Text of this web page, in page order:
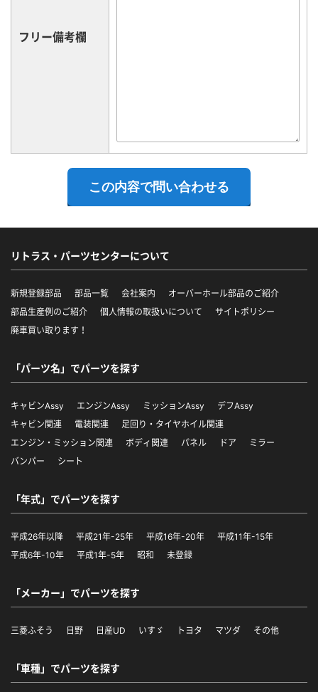
フリー備考欄
リトラス・パーツセンターについて
新規登録部品 部品一覧 会社案内
オーバーホール部品のご紹介
部品生産例のご紹介
個人情報の取扱いについて
サイトポリシー
廃車買い取ります！
「パーツ名」でパーツを探す
キャビンAssy エンジンAssy ミッションAssy
デフAssy
キャビン関連
電装関連
足回り・タイヤホイル関連
エンジン・ミッション関連
ボディ関連 パネル ドア
ミラー
バンパー
シート
「年式」でパーツを探す
平成26年以降 平成21年-25年 平成16年-20年
平成11年-15年
平成6年-10年
平成1年-5年 昭和 未登録
「メーカー」でパーツを探す
三菱ふそう 日野 日産UD いすゞ トヨタ マツダ その他
「車種」でパーツを探す